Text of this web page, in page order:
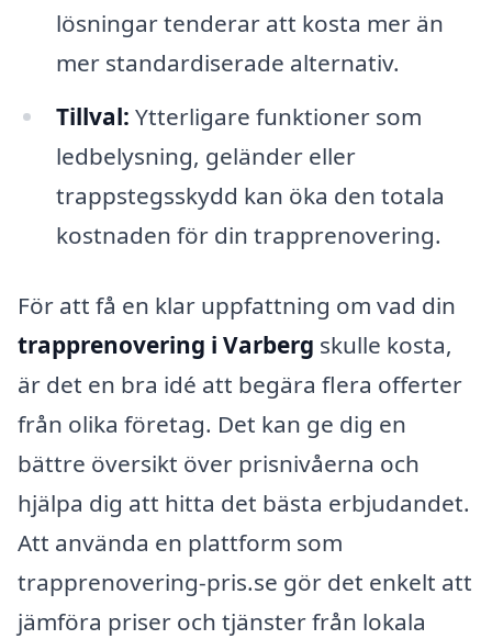
lösningar tenderar att kosta mer än
mer standardiserade alternativ.
Tillval: Ytterligare funktioner som
ledbelysning, geländer eller
trappstegsskydd kan öka den totala
kostnaden för din trapprenovering.
För att få en klar uppfattning om vad din
trapprenovering i Varberg skulle kosta,
är det en bra idé att begära flera offerter
från olika företag. Det kan ge dig en
bättre översikt över prisnivåerna och
hjälpa dig att hitta det bästa erbjudandet.
Att använda en plattform som
trapprenovering-pris.se gör det enkelt att
jämföra priser och tjänster från lokala